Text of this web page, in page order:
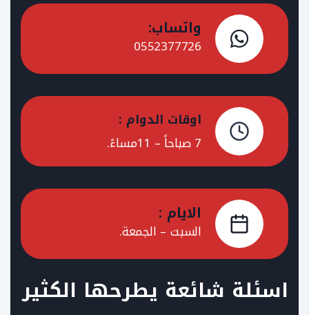
واتساب:
0552377726
اوقات الدوام :
7 صباحاً – 11مساءً.
الايام :
السبت – الجمعة.
اسئلة شائعة يطرحها الكثير